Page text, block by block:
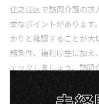
住之江区で訪問介護の
要なポイントがあります
かりと確認することが大
務条件、福利厚生に加
ェックしましょう。訪問
待遇に大きく影響するた
業を選ぶことも一つの